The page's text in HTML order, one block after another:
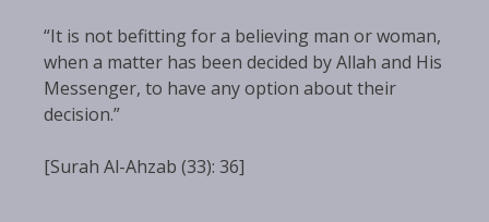
“It is not befitting for a believing man or woman,
when a matter has been decided by Allah and His
Messenger, to have any option about their
decision.”
[Surah Al-Ahzab (33): 36]